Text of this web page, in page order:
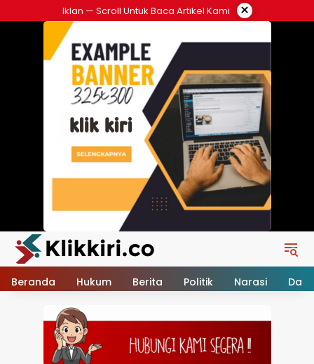
ke
Iklan — Scroll Untuk Baca Artikel Kami ×
Beranda Hukum Berita Politik Narasi